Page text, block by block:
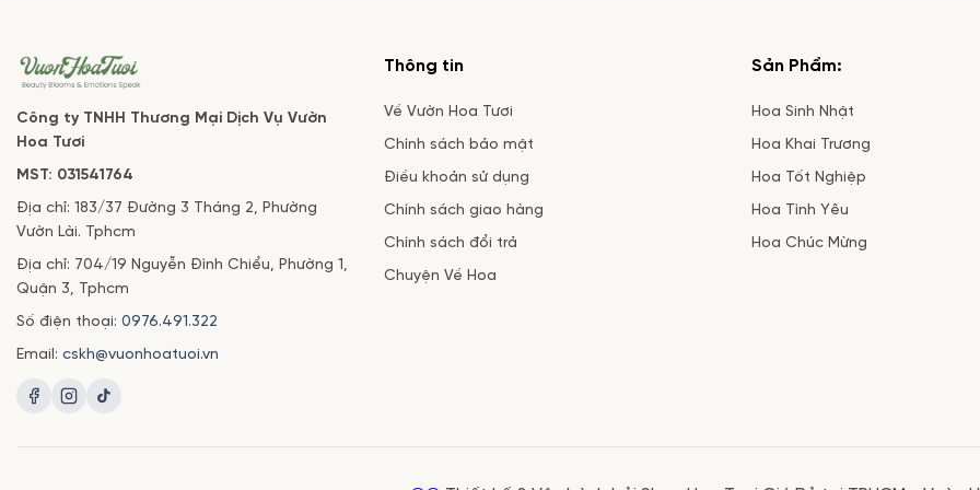
hướng dương [...]
dành tặng ngày 20/10 [...]
Công ty TNHH Thương Mại Dịch Vụ Vườn
Hoa Tươi
MST: 031541764
Địa chỉ: 183/37 Đường 3 Tháng 2, Phường
Vườn Lài. Tphcm
Địa chỉ: 704/19 Nguyễn Đình Chiểu, Phường 1,
Quận 3, Tphcm
Số điện thoại: 0976.491.322
Email: cskh@vuonhoatuoi.vn
Thông tin
Về Vườn Hoa Tươi
Chính sách bảo mật
Điều khoản sử dụng
Chính sách giao hàng
Chính sách đổi trả
Chuyện Về Hoa
Sản Phẩm:
Hoa Sinh Nhật
Hoa Khai Trương
Hoa Tốt Nghiệp
Hoa Tình Yêu
Hoa Chúc Mừng